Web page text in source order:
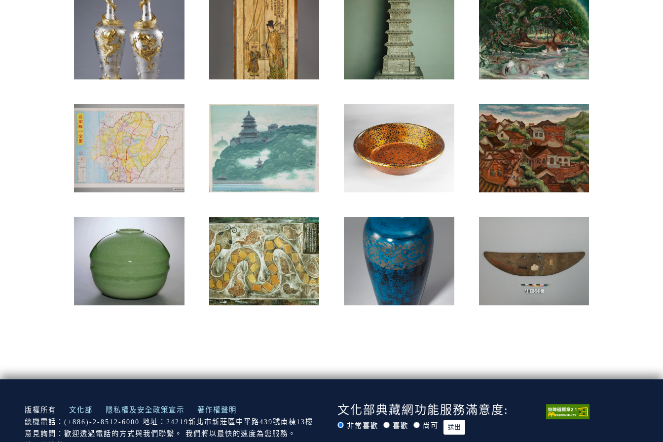
:::
版權所有 文化部 隱私權及安全政策宣示
著作權聲明
總機電話：(+886)-2-8512-6000 地址：24219新北市新莊區中平路439號南棟13樓
意見詢問：歡迎透過電話的方式與我們聯繫。 我們將以最快的速度為您服務。
文化部典藏網功能服務滿意度:
非常喜歡 喜歡 尚可